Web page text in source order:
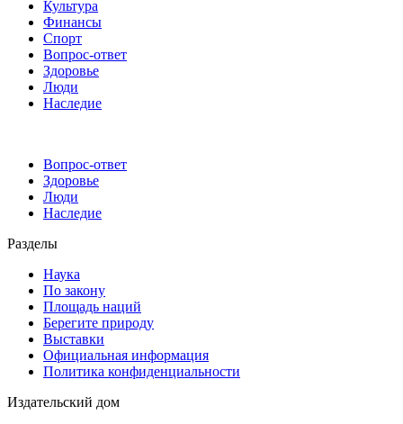
Культура
Финансы
Спорт
Вопрос-ответ
Здоровье
Люди
Наследие
Вопрос-ответ
Здоровье
Люди
Наследие
Разделы
Наука
По закону
Площадь наций
Берегите природу
Выставки
Официальная информация
Политика конфиденциальности
Издательский дом